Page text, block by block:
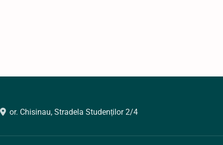
or. Chisinau, Stradela Studenților 2/4